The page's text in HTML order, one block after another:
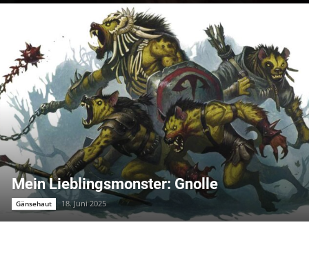
Mein Lieblingsmonster: Gnolle
Gänsehaut 18. Juni 2025